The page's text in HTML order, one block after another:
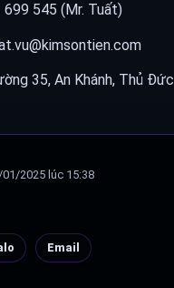
699 545 (Mr. Tuất)
35, An Khánh, Thủ Đức
2025 lúc 15:38
Email